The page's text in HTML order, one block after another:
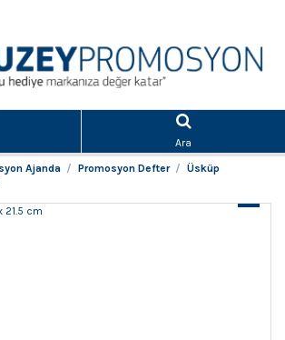
Ara
Ajanda Promosyon Defter
Üsküp